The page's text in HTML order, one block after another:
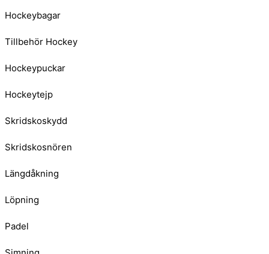
Hockeybagar
Tillbehör Hockey
Hockeypuckar
Hockeytejp
Skridskoskydd
Skridskosnören
Längdåkning
Löpning
Padel